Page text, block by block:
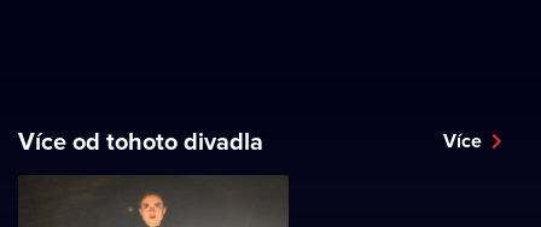
Více od tohoto divadla Více